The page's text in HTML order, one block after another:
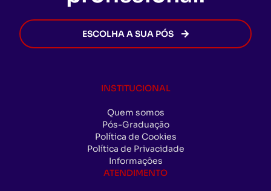
ESCOLHA A SUA PÓS
INSTITUCIONAL
Quem somos
Pós-Graduação
Política de Cookies
Política de Privacidade
Informações
ATENDIMENTO